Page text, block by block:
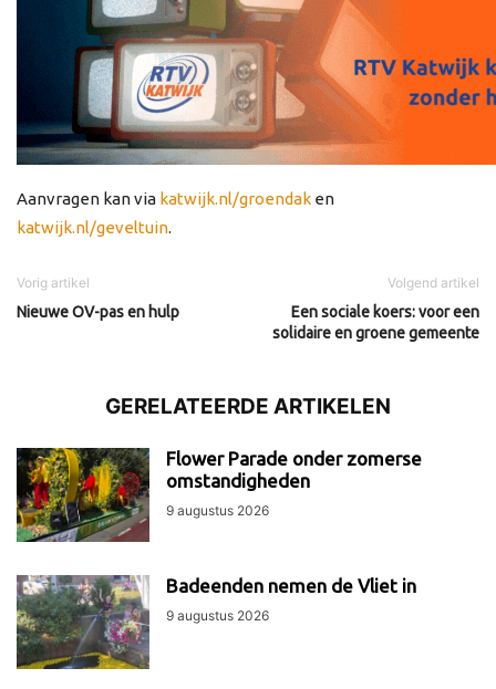
Aanvragen kan via katwijk.nl/groendak en
katwijk.nl/geveltuin.
Vorig artikel
Nieuwe OV-pas en hulp
Volgend artikel
Een sociale koers: voor een
solidaire en groene gemeente
GERELATEERDE ARTIKELEN
Flower Parade onder zomerse
omstandigheden
9 augustus 2026
Badeenden nemen de Vliet in
9 augustus 2026